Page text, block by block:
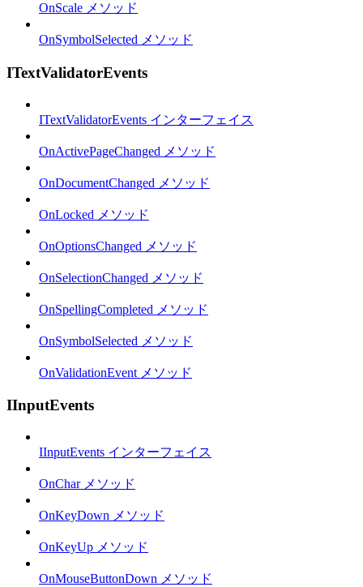
OnScale メソッド
OnSymbolSelected メソッド
ITextValidatorEvents
ITextValidatorEvents インターフェイス
OnActivePageChanged メソッド
OnDocumentChanged メソッド
OnLocked メソッド
OnOptionsChanged メソッド
OnSelectionChanged メソッド
OnSpellingCompleted メソッド
OnSymbolSelected メソッド
OnValidationEvent メソッド
IInputEvents
IInputEvents インターフェイス
OnChar メソッド
OnKeyDown メソッド
OnKeyUp メソッド
OnMouseButtonDown メソッド